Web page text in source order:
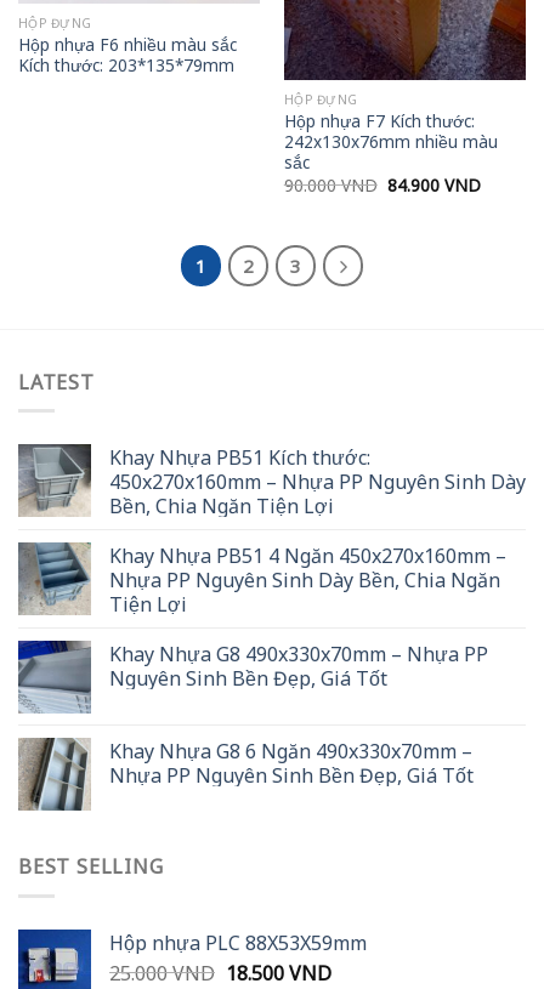
HỘP ĐỰNG
Hộp nhựa F6 nhiều màu sắc
Kích thước: 203*135*79mm
HỘP ĐỰNG
Hộp nhựa F7 Kích thước:
242x130x76mm nhiều màu
sắc
90.000VND Original
price
84.900VNDCurrent
price
1 2 3
LATEST
Khay Nhựa PB51 Kích thước:
450x270x160mm – Nhựa PP Nguyên Sinh Dày
Bền, Chia Ngăn Tiện Lợi
Khay Nhựa PB51 4 Ngăn 450x270x160mm –
Nhựa PP Nguyên Sinh Dày Bền, Chia Ngăn
Tiện Lợi
Khay Nhựa G8 490x330x70mm – Nhựa PP
Nguyên Sinh Bền Đẹp, Giá Tốt
Khay Nhựa G8 6 Ngăn 490x330x70mm –
Nhựa PP Nguyên Sinh Bền Đẹp, Giá Tốt
BEST SELLING
Hộp nhựa PLC 88X53X59mm
25.000VND Original
18.500VNDCurrent